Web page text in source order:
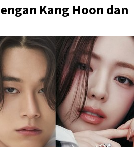
Kang Hoon dan